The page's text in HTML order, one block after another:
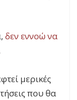
δεν εννοώ να
μερικές
που θα